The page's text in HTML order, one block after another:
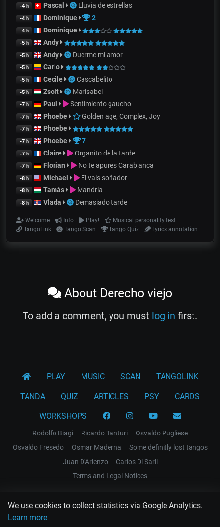
We use cookies to collect statistics via Google Analytics.
Learn more
-4 h Pascal Lluvia de estrellas
-4 h Dominique 2
-4 h Dominique
-5 h Andy
-5 h Andy Duerme mi amor
-5 h Carlo
-5 h Cecile Cascabelito
-5 h Zsolt Marisabel
-7 h Paul Sentimiento gaucho
-7 h Phoebe Golden age, Complex, Joy
-7 h Phoebe
-7 h Phoebe 7
-7 h Claire Organito de la tarde
-7 h Florian No te apures Carablanca
-8 h Michael El vals soñador
-8 h Tamás Mandria
-8 h Vlada Demasiado tarde
Welcome Info Play!
Musical personality test
TangoLink
Tango Scan Tango Quiz Lyrics annotation
About Derecho viejo
To add a comment, you must log in first.
PLAY MUSIC SCAN TANGOLINK
TANDA QUIZ ARTICLES PSY CARDS
WORKSHOPS
Rodolfo Biagi Ricardo Tanturi
Osvaldo Pugliese
Osvaldo Fresedo
Osmar Maderna
Some definitly lost tangos
Juan D'Arienzo
Carlos Di Sarli
Terms and Legal Notices
EL RECODO TANGO